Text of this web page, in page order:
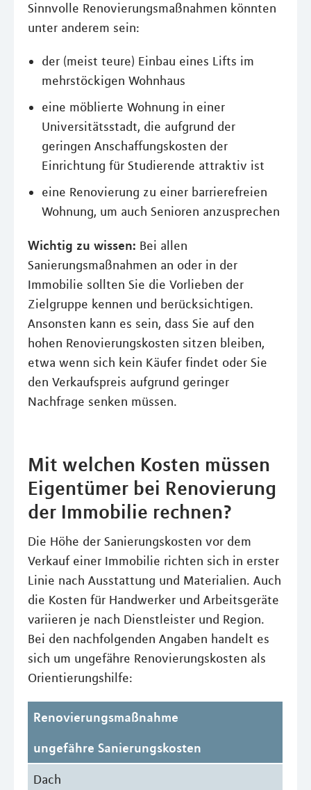
Sinnvolle Renovierungsmaßnahmen könnten
unter anderem sein:
der (meist teure) Einbau eines Lifts im
mehrstöckigen Wohnhaus
eine möblierte Wohnung in einer
Universitätsstadt, die aufgrund der
geringen Anschaffungskosten der
Einrichtung für Studierende attraktiv ist
eine Renovierung zu einer barrierefreien
Wohnung, um auch Senioren anzusprechen
Wichtig zu wissen: Bei allen
Sanierungsmaßnahmen an oder in der
Immobilie sollten Sie die Vorlieben der
Zielgruppe kennen und berücksichtigen.
Ansonsten kann es sein, dass Sie auf den
hohen Renovierungskosten sitzen bleiben,
etwa wenn sich kein Käufer findet oder Sie
den Verkaufspreis aufgrund geringer
Nachfrage senken müssen.
Mit welchen Kosten müssen
Eigentümer bei Renovierung
der Immobilie rechnen?
Die Höhe der Sanierungskosten vor dem
Verkauf einer Immobilie richten sich in erster
Linie nach Ausstattung und Materialien. Auch
die Kosten für Handwerker und Arbeitsgeräte
variieren je nach Dienstleister und Region.
Bei den nachfolgenden Angaben handelt es
sich um ungefähre Renovierungskosten als
Orientierungshilfe:
Renovierungsmaßnahme
ungefähre Sanierungskosten
Dach